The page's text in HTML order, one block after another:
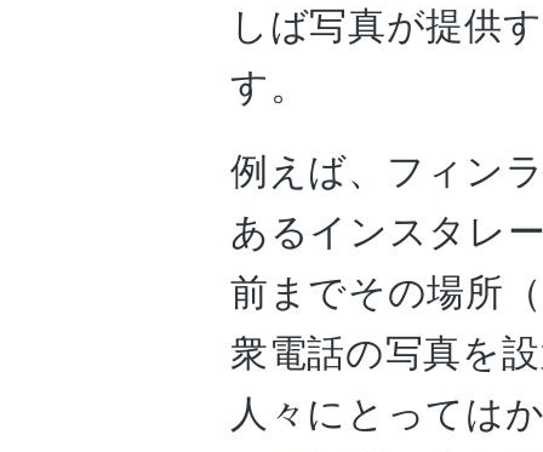
しば写真が提供
す。
例えば、フィン
あるインスタレ
前までその場所
衆電話の写真を
人々にとっては